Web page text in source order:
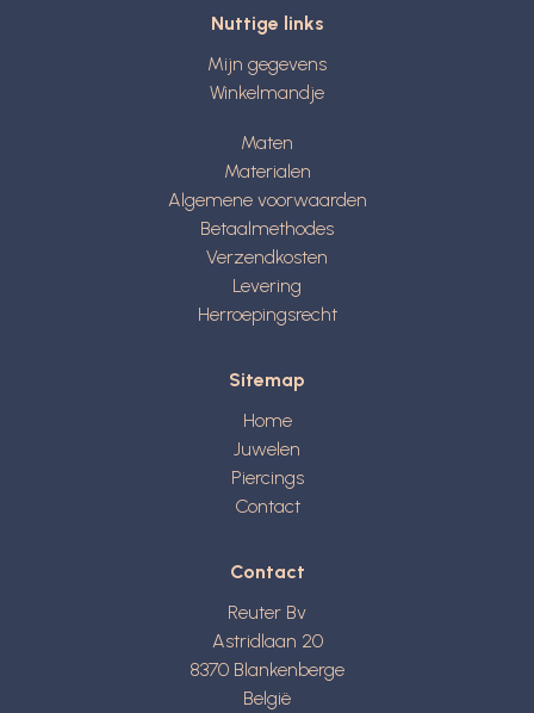
Nuttige links
Mijn gegevens
Winkelmandje
Maten
Materialen
Algemene voorwaarden
Betaalmethodes
Verzendkosten
Levering
Herroepingsrecht
Sitemap
Home
Juwelen
Piercings
Contact
Contact
Reuter Bv
Astridlaan 20
8370 Blankenberge
België